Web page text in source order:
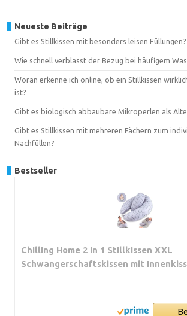
Neueste Beiträge
Gibt es Stillkissen mit besonders leisen Füllungen?
Wie schnell verblasst der Bezug bei häufigem
Woran erkenne ich online, ob ein Stillkissen
ist?
Gibt es biologisch abbaubare Mikroperlen als
Gibt es Stillkissen mit mehreren Fächern zum
Nachfüllen?
Bestseller
Chilling Home 2 in 1 Stillkissen XXL
Schwangerschaftskissen mit